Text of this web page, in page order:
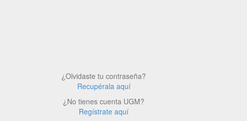
¿Olvidaste tu contraseña?
Recupérala aquí
¿No tienes cuenta UGM?
Regístrate aquí